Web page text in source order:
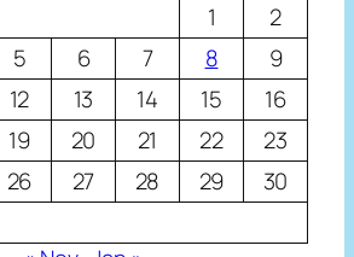
1
2
5 6 7 8
9
12 13 14 15
16
19 20 21 22
23
26 27 28 29
30